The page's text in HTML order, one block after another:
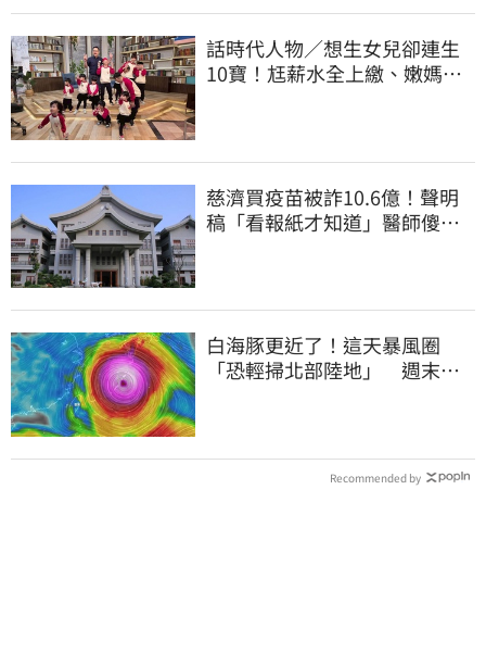
話時代人物／想生女兒卻連生
10寶！尪薪水全上繳、嫩媽吐
慈濟買疫苗被詐10.6億！聲明
稿「看報紙才知道」醫師傻
白海豚更近了！這天暴風圈
「恐輕掃北部陸地」 週末風
Recommended by